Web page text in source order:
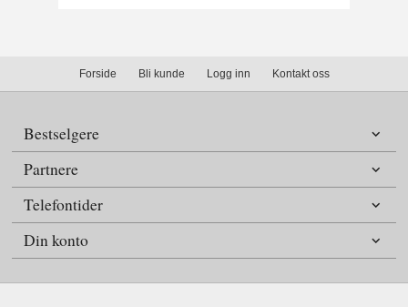
Forside Bli kunde Logg inn Kontakt oss
Bestselgere
Partnere
Telefontider
Din konto